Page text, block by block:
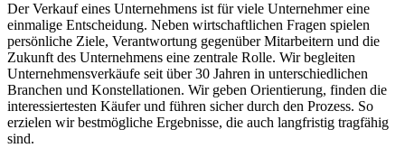
Der Verkauf eines Unternehmens ist für viele Unternehmer eine
einmalige Entscheidung. Neben wirtschaftlichen Fragen spielen
persönliche Ziele, Verantwortung gegenüber Mitarbeitern und die
Zukunft des Unternehmens eine zentrale Rolle. Wir begleiten
Unternehmensverkäufe seit über 30 Jahren in unterschiedlichen
Branchen und Konstellationen. Wir geben Orientierung, finden die
interessiertesten Käufer und führen sicher durch den Prozess. So
erzielen wir bestmögliche Ergebnisse, die auch langfristig tragfähig
sind.